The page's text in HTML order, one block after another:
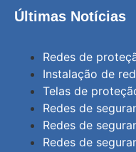
Últimas Notícias
Redes de
Instalação de
Telas de
Redes de
Redes de
Redes de